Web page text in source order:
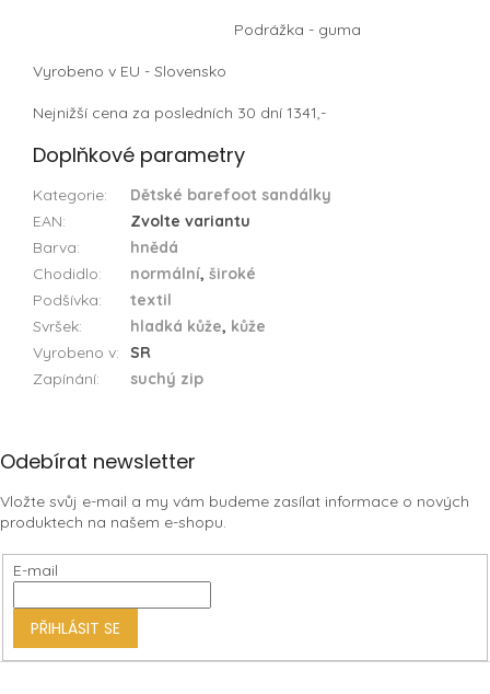
Podrážka - guma
Vyrobeno v EU - Slovensko
Nejnižší cena za posledních 30 dní 1341,-
Doplňkové parametry
Kategorie:
Dětské barefoot sandálky
EAN:
Zvolte variantu
Barva:
hnědá
Chodidlo: normální, široké
Podšívka:
textil
Svršek: hladká kůže, kůže
Vyrobeno v:
SR
Zapínání: suchý zip
Z
p
a
t
Odebírat newsletter
Vložte svůj e-mail a my vám budeme zasílat informace o nových
produktech na našem e-shopu.
E-mail
PŘIHLÁSIT SE